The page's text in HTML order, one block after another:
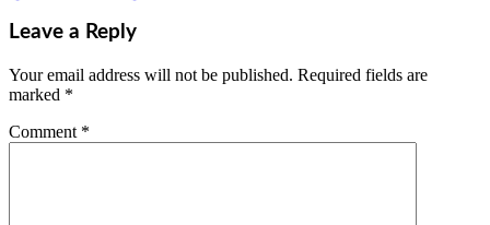
Leave a Reply
Your email address will not be published. Required fields are
marked *
Comment *